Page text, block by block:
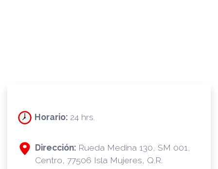
Horario: 24 hrs.
Dirección: Rueda Medina 130, SM 001,
Centro, 77506 Isla Mujeres, Q.R.